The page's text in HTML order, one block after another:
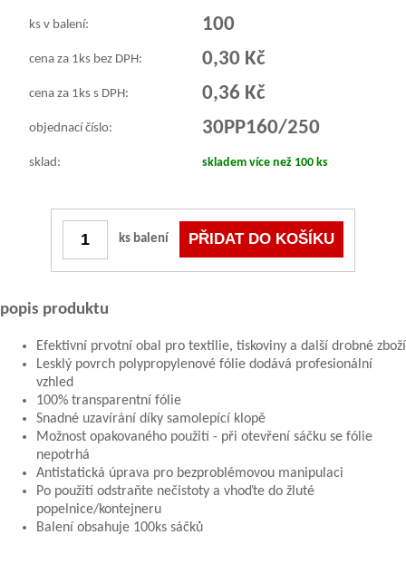
ks v balení: 100
cena za 1ks bez DPH: 0,30 Kč
cena za 1ks s DPH: 0,36 Kč
objednací číslo: 30PP160/250
sklad: skladem více než 100 ks
ks balení
popis produktu
Efektivní prvotní obal pro textilie, tiskoviny a další drobné zboží
Lesklý povrch polypropylenové fólie dodává profesionální
vzhled
100% transparentní fólie
Snadné uzavírání díky samolepící klopě
Možnost opakovaného použití - při otevření sáčku se fólie
nepotrhá
Antistatická úprava pro bezproblémovou manipulaci
Po použití odstraňte nečistoty a vhoďte do žluté
popelnice/kontejneru
Balení obsahuje 100ks sáčků